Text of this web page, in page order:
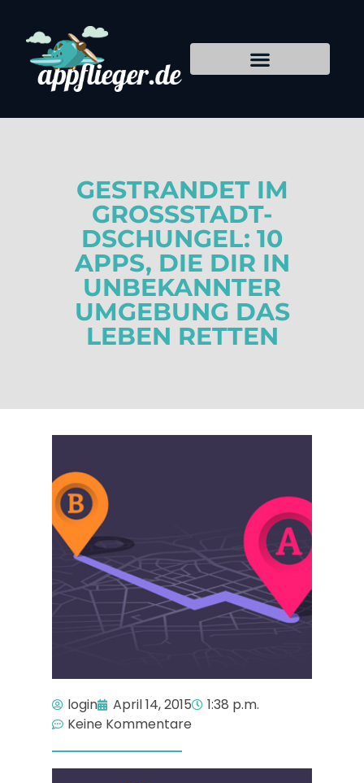
GESTRANDET IM
GROSSSTADT-D
SCHUNGEL: 10 A
PPS, DIE DIR IN U
NBEKANNTER U
MGEBUNG DAS L
EBEN RETTEN
login April 14, 2015
1:38 p.m.
Keine Kommentare